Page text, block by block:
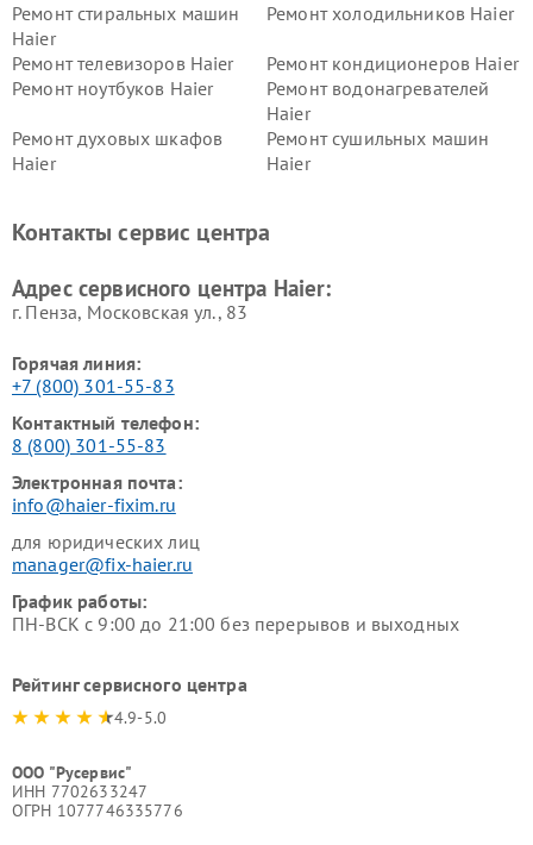
Ремонт стиральных машин
Haier
Ремонт холодильников Haier
Ремонт телевизоров Haier
Ремонт кондиционеров Haier
Ремонт ноутбуков Haier
Ремонт водонагревателей
Haier
Ремонт духовых шкафов
Haier
Ремонт сушильных машин
Haier
Ремонт роботов-пылесосов
Ремонт посудомоечных
Контакты сервис центра
Адрес сервисного центра Haier:
г. Пенза, Московская ул., 83
Горячая линия:
+7 (800) 301-55-83
Контактный телефон:
8 (800) 301-55-83
Электронная почта:
info@haier-fixim.ru
для юридических лиц
manager@fix-haier.ru
График работы:
ПН-ВСК с 9:00 до 21:00 без перерывов и выходных
Рейтинг сервисного центра
4.9-5.0
ООО "Русервис"
ИНН 7702633247
ОГРН 1077746335776